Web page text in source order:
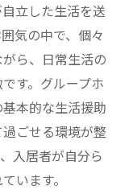
いを理解する
ホームの禁止
禁止事項の具
ホームのマナ
立した生活を送
気の中で、個々
ら、日常生活の
す。グループホ
本的な生活援助
ごせる環境が整
入居者が自分ら
います。